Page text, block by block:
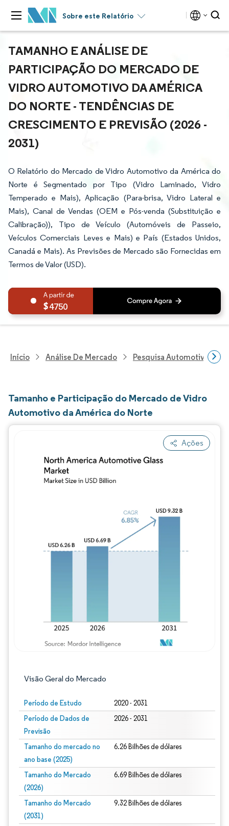
Sobre este Relatório
TAMANHO E ANÁLISE DE
PARTICIPAÇÃO DO MERCADO DE
VIDRO AUTOMOTIVO DA AMÉRICA
DO NORTE - TENDÊNCIAS DE
CRESCIMENTO E PREVISÃO (2026 -
2031)
O Relatório do Mercado de Vidro Automotivo da América do
Norte é Segmentado por Tipo (Vidro Laminado, Vidro
Temperado e Mais), Aplicação (Para-brisa, Vidro Lateral e
Mais), Canal de Vendas (OEM e Pós-venda (Substituição e
Calibração)), Tipo de Veículo (Automóveis de Passeio,
Veículos Comerciais Leves e Mais) e País (Estados Unidos,
Canadá e Mais). As Previsões de Mercado são Fornecidas em
Termos de Valor (USD).
4750
Início Análise De Mercado Pesquisa Automotiva
Tamanho e Participação do Mercado de Vidro
Automotivo da América do Norte
Ações
Visão Geral do Mercado
Período de Estudo 2020 - 2031
Período de Dados de
Previsão
2026 - 2031
Tamanho do mercado no
ano base (2025)
6.26 Bilhões de dólares
Tamanho do Mercado
(2026)
6.69 Bilhões de dólares
Tamanho do Mercado
(2031)
9.32 Bilhões de dólares